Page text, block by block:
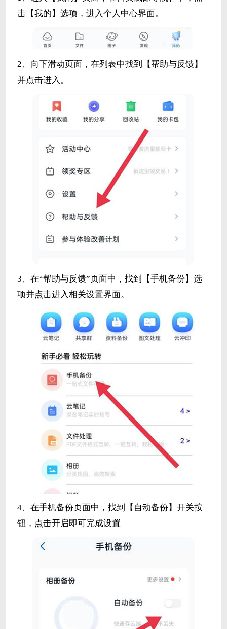
击【我的】选项，进入个人中心界面。
2、向下滑动页面，在列表中找到【帮助与反馈】
并点击进入。
3、在“帮助与反馈”页面中，找到【手机备份】选
项并点击进入相关设置界面。
4、在手机备份页面中，找到【自动备份】开关按
钮，点击开启即可完成设置